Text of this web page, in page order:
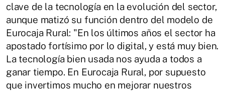
clave de la tecnología en la evolución del sector,
aunque matizó su función dentro del modelo de
Eurocaja Rural: "En los últimos años el sector ha
apostado fortísimo por lo digital, y está muy bien.
La tecnología bien usada nos ayuda a todos a
ganar tiempo. En Eurocaja Rural, por supuesto
que invertimos mucho en mejorar nuestros